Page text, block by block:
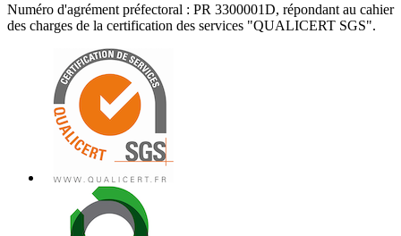
Numéro d'agrément préfectoral : PR 3300001D, répondant au cahier
des charges de la certification des services "QUALICERT SGS".